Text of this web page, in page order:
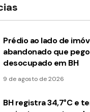
Prédio ao lado de
abandonado que
desocupado em BH
9 de agosto de 2026
BH registra 34,7°C e